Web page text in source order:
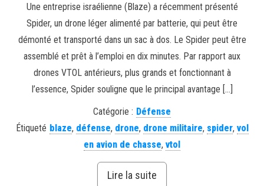
Une entreprise israélienne (Blaze) a récemment présenté
Spider, un drone léger alimenté par batterie, qui peut être
démonté et transporté dans un sac à dos. Le Spider peut être
assemblé et prêt à l’emploi en dix minutes. Par rapport aux
drones VTOL antérieurs, plus grands et fonctionnant à
l’essence, Spider souligne que le principal avantage […]
Catégorie : Défense
Étiqueté blaze, défense, drone, drone militaire, spider, vol
en avion de chasse, vtol
Lire la suite